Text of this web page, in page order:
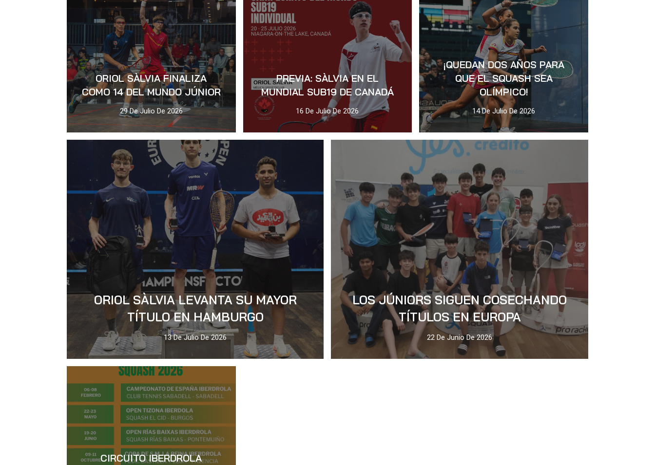
ORIOL SÀLVIA FINALIZA
COMO 14 DEL MUNDO JÚNIOR
29 De Julio De 2026
PREVIA: SÀLVIA EN EL
MUNDIAL SUB19 DE CANADÁ
16 De Julio De 2026
¡QUEDAN DOS AÑOS PARA
QUE EL SQUASH SEA
OLÍMPICO!
14 De Julio De 2026
ORIOL SÀLVIA LEVANTA SU MAYOR
TÍTULO EN HAMBURGO
13 De Julio De 2026
LOS JÚNIORS SIGUEN COSECHANDO
TÍTULOS EN EUROPA
22 De Junio De 2026
CIRCUITO IBERDROLA